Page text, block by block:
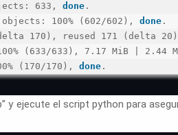
633, done.
objects: 100% (602/602), done.
170), reused 171 (delta
(633/633), 7.17 MiB | 2.44
(170/170), done.
y ejecute el script python para